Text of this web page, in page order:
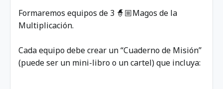
Formaremos equipos de 3 🧙🏼Magos de la
Multiplicación.
Cada equipo debe crear un “Cuaderno de Misión”
(puede ser un mini-libro o un cartel) que incluya: